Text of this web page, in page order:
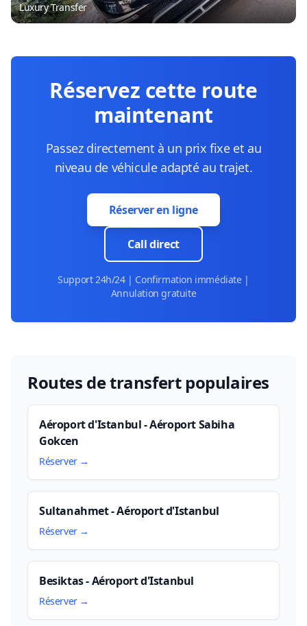
Luxury Transfer
Réservez cette route
maintenant
Passez directement à un prix fixe et au
niveau de véhicule adapté au trajet.
Réserver en ligne
Call direct
Support 24h/24 | Confirmation immédiate |
Annulation gratuite
Routes de transfert populaires
Aéroport d'Istanbul - Aéroport Sabiha
Gokcen
Réserver →
Sultanahmet - Aéroport d'Istanbul
Réserver →
Besiktas - Aéroport d'Istanbul
Réserver →